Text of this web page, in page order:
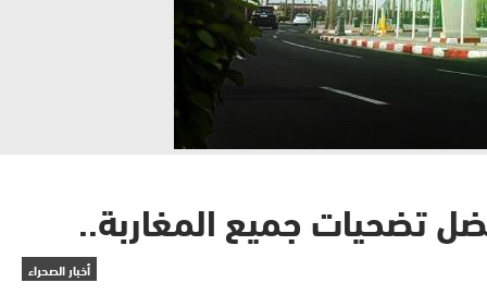
تضحيات جميع المغاربة..
أخبار الصحراء